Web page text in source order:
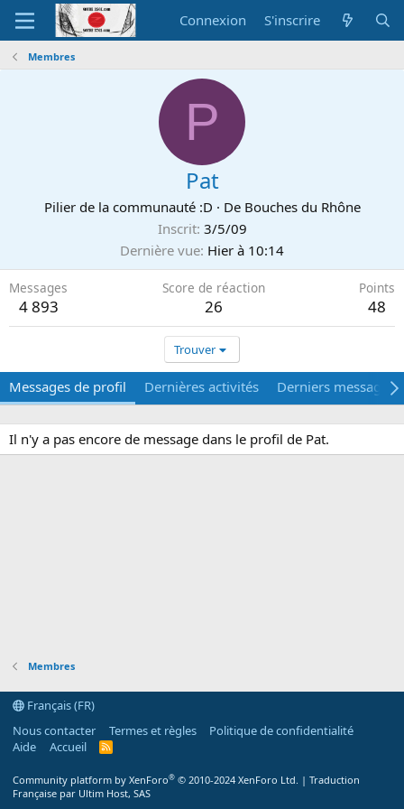
Connexion S'inscrire
Membres
P
Pat
Pilier de la communauté :D · De Bouches du Rhône
Inscrit 3/5/09
Dernière vue Hier à 10:14
Messages
4 893
Score de réaction
26
Points
48
Trouver
Messages de profil Dernières activités Derniers messages
Il n'y a pas encore de message dans le profil de Pat.
Membres
Français (FR)
Nous contacter
Termes et règles
Politique de confidentialité
Aide
Accueil
R
Community platform by XenForo® © 2010-2024 XenForo Ltd. | Traduction
Française par Ultim Host, SAS